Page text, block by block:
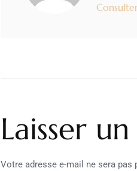
Laisser
Votre adresse e-mail ne sera pas